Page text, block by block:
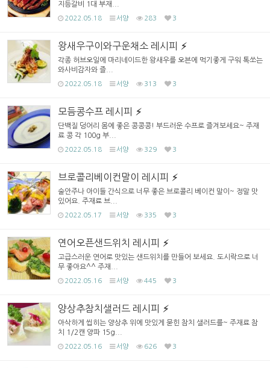
지등갈비 1대 부재...
2022.05.18 서양 283 3
왕새우구이와구운채소 레시피
각종 허브오일에 마리네이드한 왕새우를 오븐에 먹기좋게 구워 톡쏘는
와사비감자와 즐...
2022.05.18 서양 313 3
모듬콩수프 레시피
단백질 덩어리 몸에 좋은 콩콩콩! 부드러운 수프로 즐겨보세요~ 주재
료 콩 각 100g 부...
2022.05.18 서양 329 3
브로콜리베이컨말이 레시피
술안주나 아이들 간식으로 너무 좋은 브로콜리 베이컨 말이~ 정말 맛
있어요. 주재료 브...
2022.05.17 서양 335 3
연어오픈샌드위치 레시피
고급스러운 연어로 맛있는 샌드위치를 만들어 보세요. 도시락으로 너
무 좋아요^^ 주재...
2022.05.16 서양 445 3
양상추참치샐러드 레시피
아삭하게 씹히는 양상추 위에 맛있게 묻힌 참치 샐러드를~ 주재료 참
치 1/2캔 양파 15g...
2022.05.16 서양 626 3